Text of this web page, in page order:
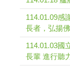
114.01.09感
長者，弘揚
114.01.03國
長輩 進行聽